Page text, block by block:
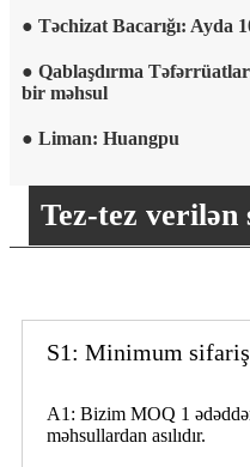
● Təchizat Bacarığı: Ayda
● Qablaşdırma
bir məhsul
● Liman: Huangpu
Tez-tez verilən
S1: Minimum
A1: Bizim MOQ 1
məhsullardan asılıdır.